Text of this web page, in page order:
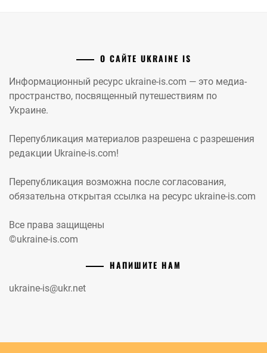
О САЙТЕ UKRAINE IS
Информационный ресурс ukraine-is.com — это медиа-
пространство, посвященный путешествиям по
Украине.
Перепубликация материалов разрешена с разрешения
редакции Ukraine-is.com!
Перепубликация возможна после согласования,
обязательна открытая ссылка на ресурс ukraine-is.com
Все права защищены
©ukraine-is.com
НАПИШИТЕ НАМ
ukraine-is@ukr.net